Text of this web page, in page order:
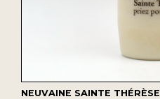
NEUVAINE SAINTE THÉRÈSE